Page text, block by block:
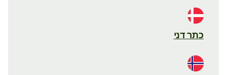
כתר דני